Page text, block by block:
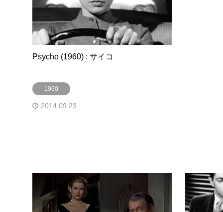
Psycho (1960) : サイコ
1960
2014.09.23